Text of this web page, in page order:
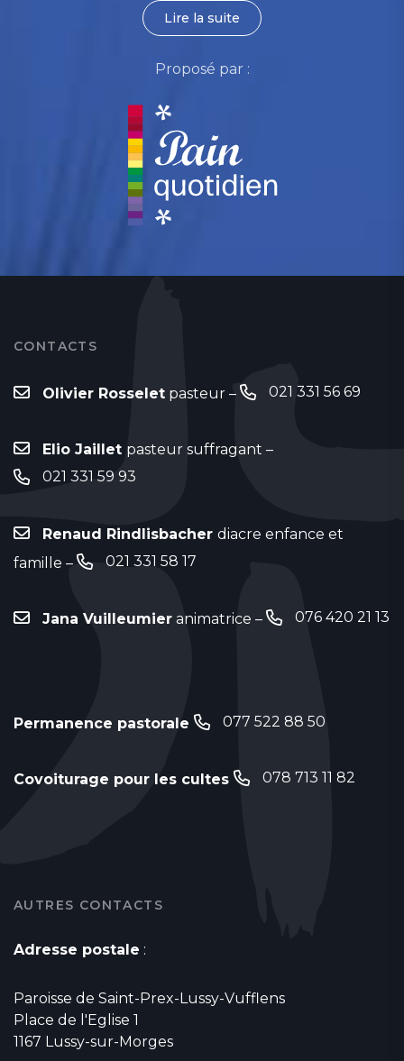
Lire la suite
Proposé par :
CONTACTS
Olivier Rosselet pasteur – 021 331 56 69
Elio Jaillet pasteur suffragant –
021 331 59 93
Renaud Rindlisbacher diacre enfance et
famille –
021 331 58 17
Jana Vuilleumier animatrice – 076 420 21 13
Permanence pastorale 077 522 88 50
Covoiturage pour les cultes 078 713 11 82
AUTRES CONTACTS
Adresse postale :
Paroisse de Saint-Prex-Lussy-Vufflens
Place de l'Eglise 1
1167 Lussy-sur-Morges